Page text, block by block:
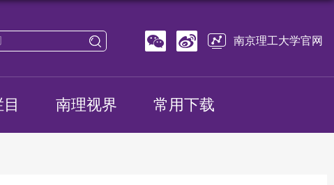
南京理工大学官网
南理视界 常用下载